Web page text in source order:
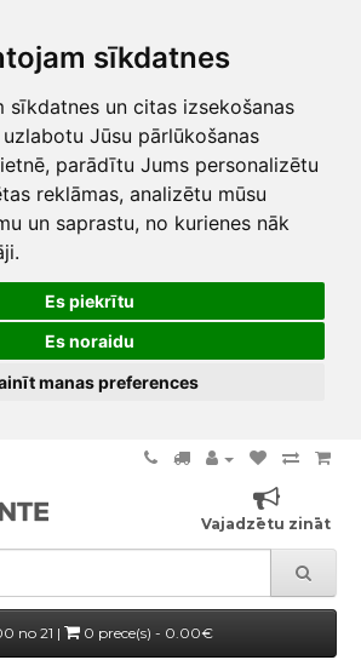
sīkdatnes
sīkdatnes un citas izsekošanas
Jūsu pārlūkošanas
parādītu Jums personalizētu
reklāmas, analizētu mūsu
un saprastu, no kurienes nāk
Es piekrītu
Es noraidu
manas preferences
Vajadzētu zināt
no 21 | 0 prece(s) - 0.00€